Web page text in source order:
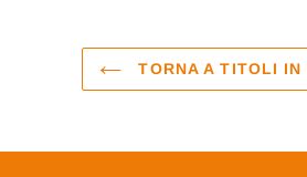
TORNA A TITOLI IN